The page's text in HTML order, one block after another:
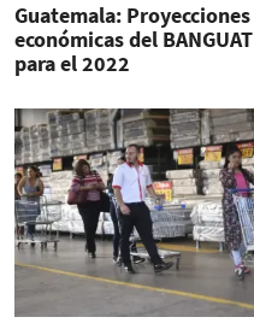
Guatemala: Proyecciones
económicas del BANGUAT
para el 2022